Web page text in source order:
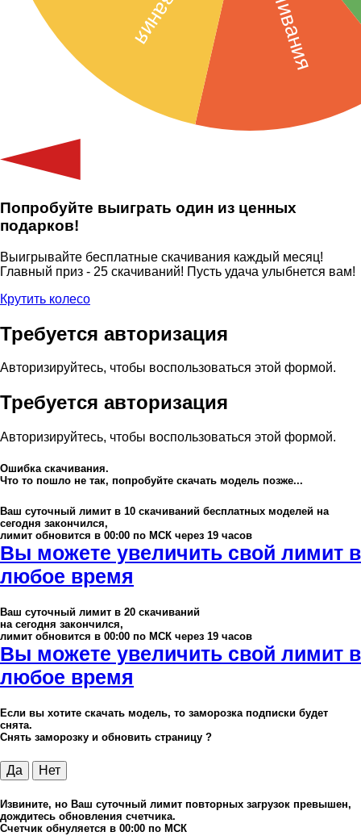
Попробуйте выиграть один из ценных
подарков!
Выигрывайте бесплатные скачивания каждый месяц!
Главный приз - 25 скачиваний! Пусть удача улыбнется вам!
Крутить колесо
Требуется авторизация
Авторизируйтесь, чтобы воспользоваться этой формой.
Требуется авторизация
Авторизируйтесь, чтобы воспользоваться этой формой.
Ошибка скачивания.
Что то пошло не так, попробуйте скачать модель позже...
Ваш суточный лимит в 10 скачиваний бесплатных моделей на
сегодня закончился,
лимит обновится в 00:00 по МСК через 19 часов
Вы можете увеличить свой лимит в
любое время
Ваш суточный лимит в 20 скачиваний
на сегодня закончился,
лимит обновится в 00:00 по МСК через 19 часов
Вы можете увеличить свой лимит в
любое время
Если вы хотите скачать модель, то заморозка подписки будет
снята.
Снять заморозку и обновить страницу ?
Да Нет
Извините, но Ваш суточный лимит повторных загрузок превышен,
дождитесь обновления счетчика.
Счетчик обнуляется в 00:00 по МСК